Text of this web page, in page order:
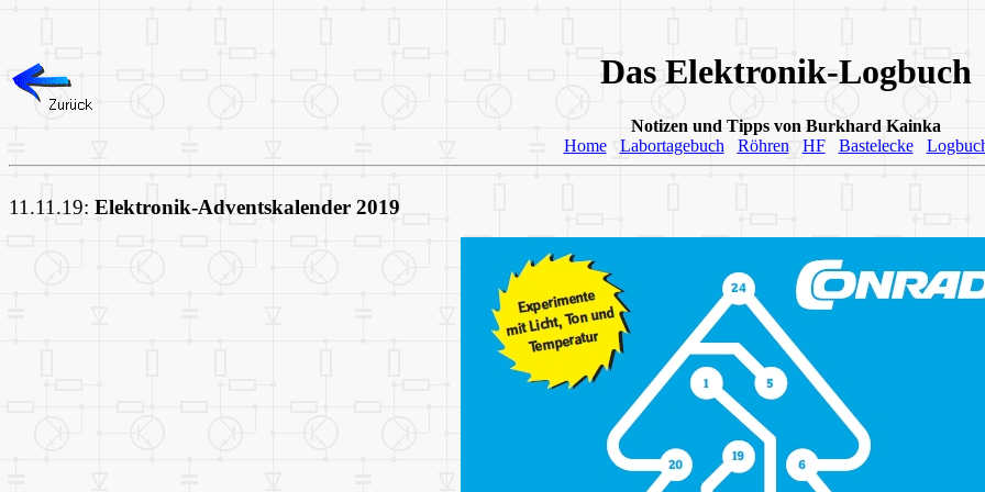
Das Elektronik-Logbuch
Notizen und Tipps von Burkhard Kainka
Home
Labortagebuch Röhren HF Bastelecke
11.11.19: Elektronik-Adventskalender 2019